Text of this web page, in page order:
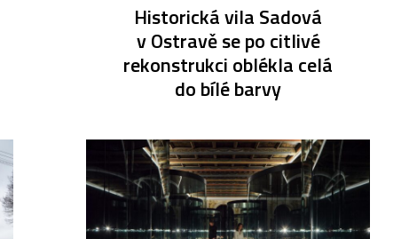
Historická vila Sadová
v Ostravě se po citlivé
rekonstrukci oblékla celá
do bílé barvy